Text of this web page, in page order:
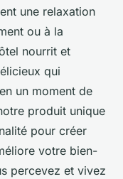
une relaxation
ou à la
nourrit et
qui
un moment de
produit unique
pour créer
votre bien-
percevez et vivez